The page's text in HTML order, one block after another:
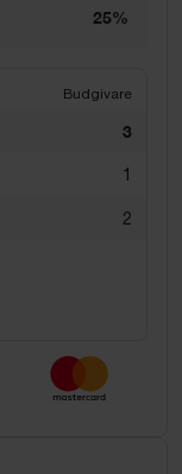
25%
Budgivare
3
1
2